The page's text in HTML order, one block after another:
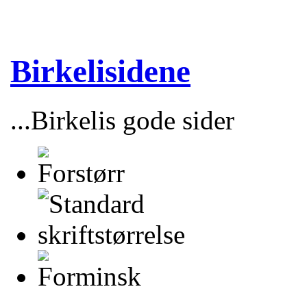
Birkelisidene
...Birkelis gode sider